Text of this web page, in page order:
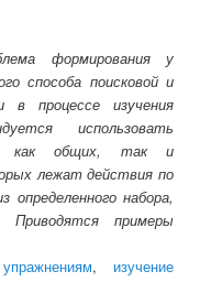
формирования у
способа поисковой и
в процессе изучения
использовать
как общих, так и
лежат действия по
определенного набора,
Приводятся примеры
, изучение